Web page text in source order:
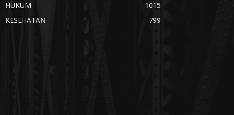
HUKUM
1015
KESEHATAN
799